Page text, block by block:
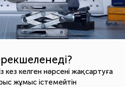
кез келген нәрсені жақсартуға
жұмыс істемейтін